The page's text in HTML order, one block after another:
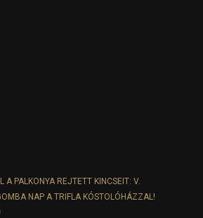
A PALKONYA REJTETT KINCSEIT: V.
NAP A TRIFLA KÓSTOLÓHÁZZAL!